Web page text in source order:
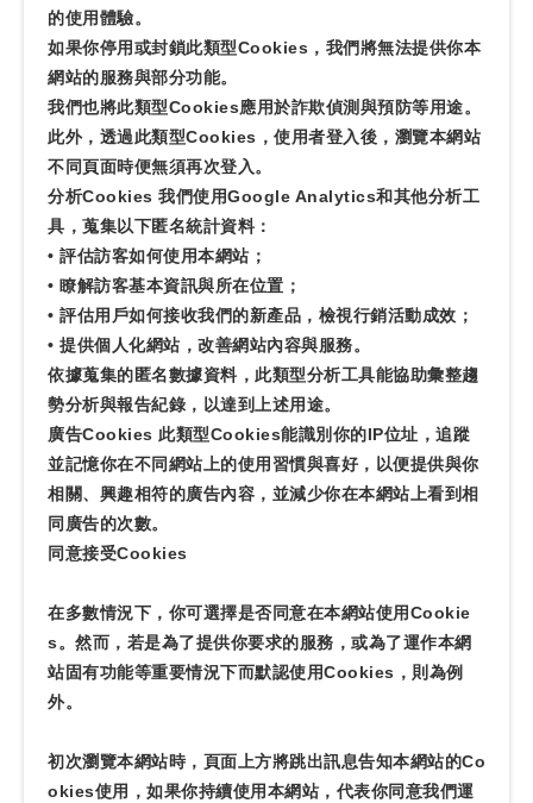
的使用體驗。
如果你停用或封鎖此類型Cookies，我們將無法提供你本
網站的服務與部分功能。
我們也將此類型Cookies應用於詐欺偵測與預防等用途。
此外，透過此類型Cookies，使用者登入後，瀏覽本網站
不同頁面時便無須再次登入。
分析Cookies 我們使用Google Analytics和其他分析工
具，蒐集以下匿名統計資料：
• 評估訪客如何使用本網站；
• 瞭解訪客基本資訊與所在位置；
• 評估用戶如何接收我們的新產品，檢視行銷活動成效；
• 提供個人化網站，改善網站內容與服務。
依據蒐集的匿名數據資料，此類型分析工具能協助彙整趨
勢分析與報告紀錄，以達到上述用途。
廣告Cookies 此類型Cookies能識別你的IP位址，追蹤
並記憶你在不同網站上的使用習慣與喜好，以便提供與你
相關、興趣相符的廣告內容，並減少你在本網站上看到相
同廣告的次數。
同意接受Cookies
在多數情況下，你可選擇是否同意在本網站使用Cookie
s。然而，若是為了提供你要求的服務，或為了運作本網
站固有功能等重要情況下而默認使用Cookies，則為例
外。
初次瀏覽本網站時，頁面上方將跳出訊息告知本網站的Co
okies使用，如果你持續使用本網站，代表你同意我們運